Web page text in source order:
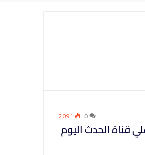
المظلم
0 2٬091
قناة الحدث اليوم